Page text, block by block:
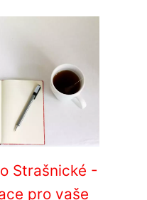
Strašnické -
pro vaše